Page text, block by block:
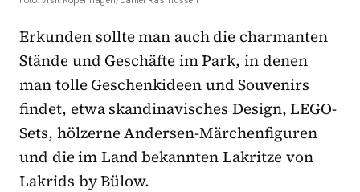
Erkunden sollte man auch die charmanten
Stände und Geschäfte im Park, in denen
man tolle Geschenkideen und Souvenirs
findet, etwa skandinavisches Design, LEGO-
Sets, hölzerne Andersen-Märchenfiguren
und die im Land bekannten Lakritze von
Lakrids by Bülow.